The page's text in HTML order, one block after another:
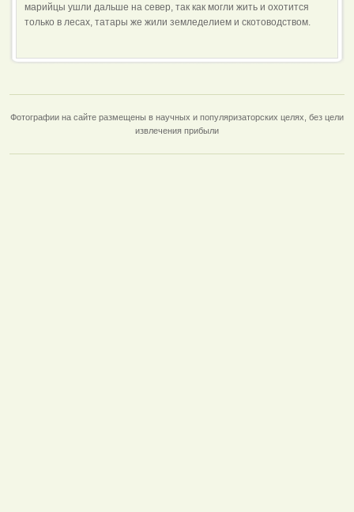
марийцы ушли дальше на север, так как могли жить и охотится
только в лесах, татары же жили земледелием и скотоводством.
Фотографии на сайте размещены в научных и популяризаторских целях, без цели
извлечения прибыли